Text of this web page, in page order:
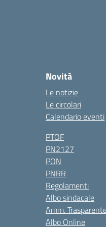
Novità
Le notizie
Le circolari
Calendario eventi
PTOF
PN2127
PON
PNRR
Regolamenti
Albo sindacale
Amm.
Albo Online